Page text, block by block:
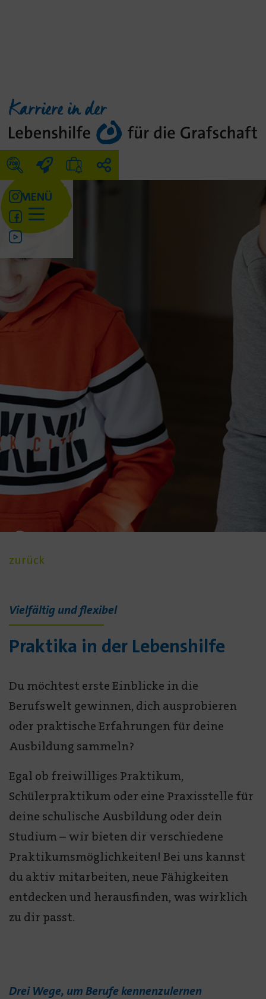
MENÜ
Karriere in der
Praxis
erleben.
zurück
Vielfältig und flexibel
Praktika in der Lebenshilfe
Du möchtest erste Einblicke in die
Berufswelt gewinnen, dich ausprobieren
oder praktische Erfahrungen für deine
Ausbildung sammeln?
Egal ob freiwilliges Praktikum,
Schülerpraktikum oder eine Praxisstelle für
deine schulische Ausbildung oder dein
Studium – wir bieten dir verschiedene
Praktikumsmöglichkeiten! Bei uns kannst
du aktiv mitarbeiten, neue Fähigkeiten
entdecken und herausfinden, was wirklich
zu dir passt.
Drei Wege, um Berufe kennenzulernen